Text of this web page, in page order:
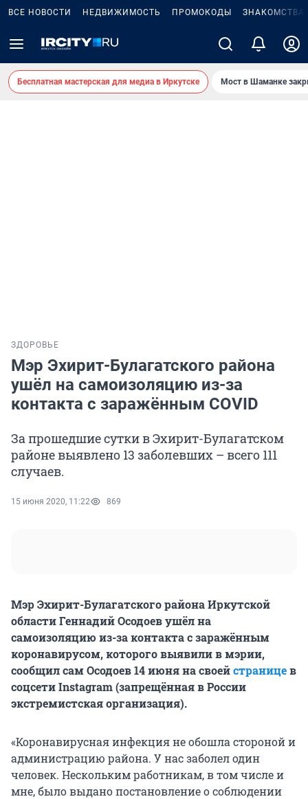
ВСЕ НОВОСТИ НЕДВИЖИМОСТЬ ПРОМОКОДЫ ЗНАКОМСТВА
Бесплатная мастерская для медиа в Иркутске Мост в Шаманке
ЗДОРОВЬЕ
Мэр Эхирит-Булагатского района
ушёл на самоизоляцию из-за
контакта с заражённым COVID
За прошедшие сутки в Эхирит-Булагатском
районе выявлено 13 заболевших – всего 111
случаев.
15 июня 2020, 11:22 869
Мэр Эхирит-Булагатского района Иркутской
области Геннадий Осодоев ушёл на
самоизоляцию из-за контакта с заражённым
коронавирусом, которого выявили в мэрии,
сообщил сам Осодоев 14 июня на своейстраницев
соцсети Instagram (запрещённая в России
экстремистская организация).
«Коронавирусная инфекция не обошла стороной и
администрацию района. У нас заболел один
человек. Нескольким работникам, в том числе и
мне, было выдано постановление о соблюдении